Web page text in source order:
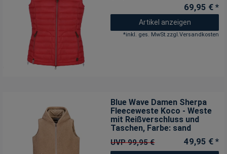
69,95 € *
Artikel anzeigen
*inkl. ges. MwSt.zzgl.Versandkosten
Blue Wave Damen Sherpa
Fleeceweste Koco - Weste
mit Reißverschluss und
Taschen, Farbe: sand
UVP 99,95 € 49,95 € *